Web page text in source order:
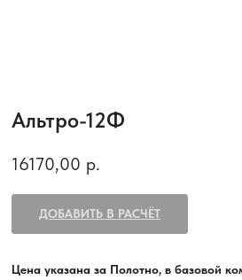
Альтро-12Ф
16170,00 р.
ДОБАВИТЬ В РАСЧЁТ
Цена указана за Полотно, в базовой